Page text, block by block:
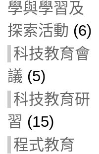
學與學習及
探索活動 (6)
科技教育會
議 (5)
科技教育研
習 (15)
程式教育